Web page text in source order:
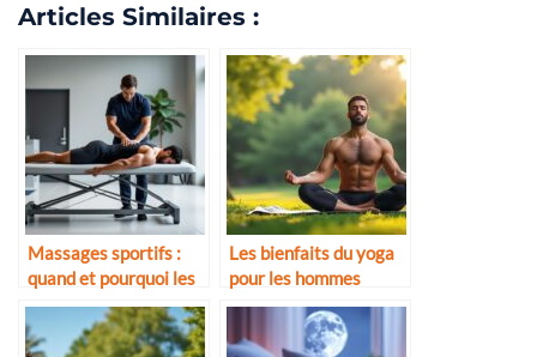
Articles Similaires :
Massages sportifs :
quand et pourquoi les
faire
Les bienfaits du yoga
pour les hommes